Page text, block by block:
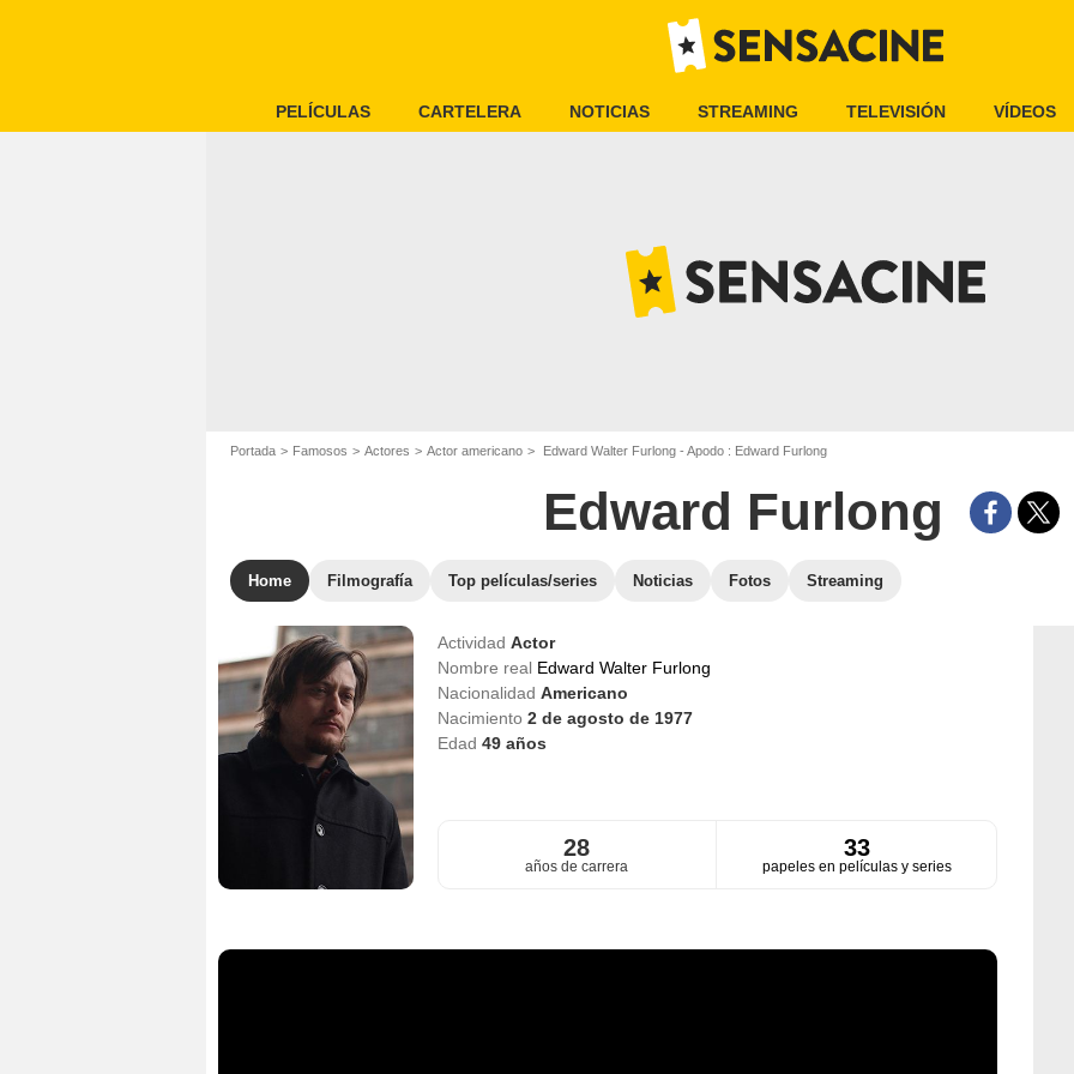
PELÍCULAS CARTELERA NOTICIAS STREAMING TELEVISIÓN VÍDEOS
Portada Famosos Actores Actor americano Edward Walter Furlong - Apodo : Edward Furlong
Edward Furlong
Home Filmografía Top películas/series Noticias Fotos Streaming
Actividad Actor
Nombre real Edward Walter Furlong
Nacionalidad Americano
Nacimiento 2 de agosto de 1977
Edad 49años
28
años de carrera
33
papeles en películas y series